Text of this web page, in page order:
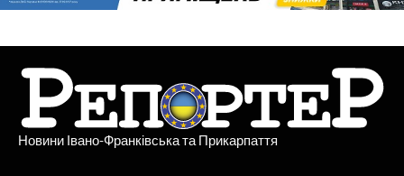
Новини Івано-Франківська та Прикарпаття